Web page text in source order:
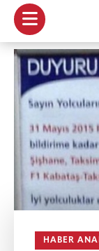
HABER